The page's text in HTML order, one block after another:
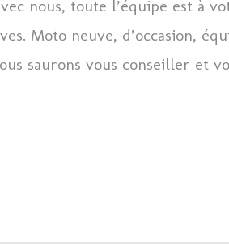
nous, toute l’équipe est à
Moto neuve, d’occasion,
saurons vous conseiller et